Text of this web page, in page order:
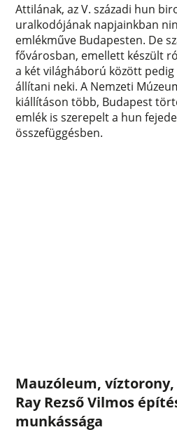
Attilának, az V. századi hun
uralkodójának napjainkban
emlékműve Budapesten. De
fővárosban, emellett készült
a két világháború között
állítani neki. A Nemzeti
kiállításon több, Budapest
emlék is szerepelt a hun
összefüggésben.
Mauzóleum,
Ray Rezső Vilmos
munkássága